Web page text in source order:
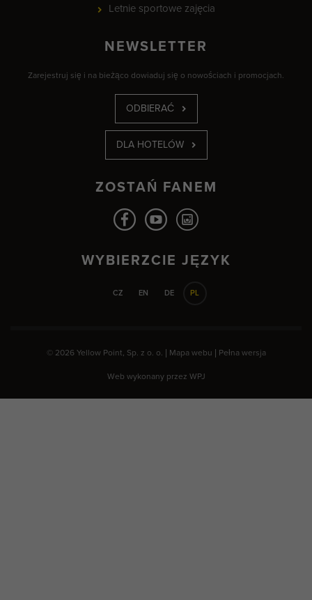
Letnie sportowe zajęcia
NEWSLETTER
Zarejestruj się i na bieżąco dowiaduj się o nowościach i promocjach.
ODBIERAĆ
DLA HOTELÓW
ZOSTAŃ FANEM
WYBIERZCIE JĘZYK
CZ EN DE PL
© 2026 Yellow Point, Sp. z o. o. | Mapa webu Pełna wersja
Web wykonany przez WPJ